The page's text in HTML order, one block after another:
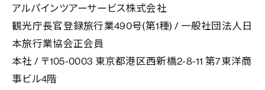
アルパインツアーサービス株式会社
観光庁長官登録旅行業490号(第1種) / 一般社団法人日
本旅行業協会正会員
本社 / 〒105-0003 東京都港区西新橋2-8-11 第7東洋商
事ビル4階